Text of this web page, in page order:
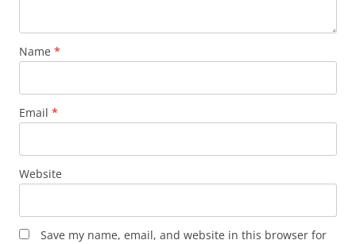
Name *
Email *
Website
Save my name, email, and website in this browser for